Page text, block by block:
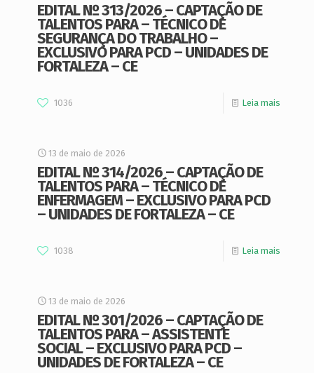
EDITAL Nº 313/2026 – CAPTAÇÃO DE
TALENTOS PARA – TÉCNICO DE
SEGURANÇA DO TRABALHO –
EXCLUSIVO PARA PCD – UNIDADES DE
FORTALEZA – CE
1036 Leia mais
13 de maio de 2026
EDITAL Nº 314/2026 – CAPTAÇÃO DE
TALENTOS PARA – TÉCNICO DE
ENFERMAGEM – EXCLUSIVO PARA PCD
– UNIDADES DE FORTALEZA – CE
1038 Leia mais
13 de maio de 2026
EDITAL Nº 301/2026 – CAPTAÇÃO DE
TALENTOS PARA – ASSISTENTE
SOCIAL – EXCLUSIVO PARA PCD –
UNIDADES DE FORTALEZA – CE